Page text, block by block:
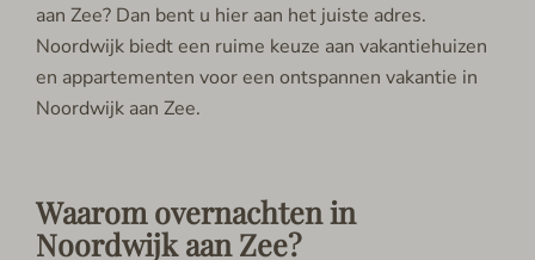
aan Zee? Dan bent u hier aan het juiste adres.
Noordwijk biedt een ruime keuze aan vakantiehuizen
en appartementen voor een ontspannen vakantie in
Noordwijk aan Zee.
Waarom overnachten in
Noordwijk aan Zee?